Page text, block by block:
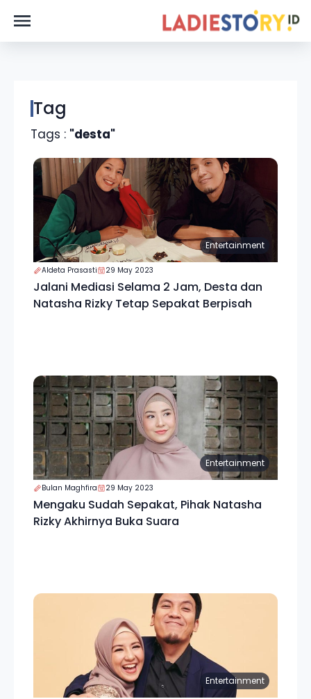
Tag
Tags : "desta"
Entertainment
Aldeta Prasasti 29 May 2023
Jalani Mediasi Selama 2 Jam, Desta dan
Natasha Rizky Tetap Sepakat Berpisah
Entertainment
Bulan Maghfira 29 May 2023
Mengaku Sudah Sepakat, Pihak Natasha
Rizky Akhirnya Buka Suara
Entertainment